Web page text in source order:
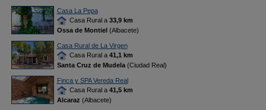
Casa La Pepa
Casa Rural a 33,9 km
Ossa de Montiel(Albacete)
Casa Rural de La Virgen
Casa Rural a 41,1 km
Santa Cruz de Mudela(Ciudad Real)
Finca y SPA Vereda Real
Casa Rural a 41,5 km
Alcaraz (Albacete)